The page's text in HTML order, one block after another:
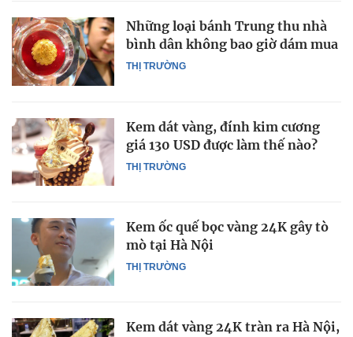
THỊ TRƯỜNG
Những loại bánh Trung thu nhà
bình dân không bao giờ dám mua
THỊ TRƯỜNG
Kem dát vàng, đính kim cương
giá 130 USD được làm thế nào?
THỊ TRƯỜNG
Kem ốc quế bọc vàng 24K gây tò
mò tại Hà Nội
Kem dát vàng 24K tràn ra Hà Nội,